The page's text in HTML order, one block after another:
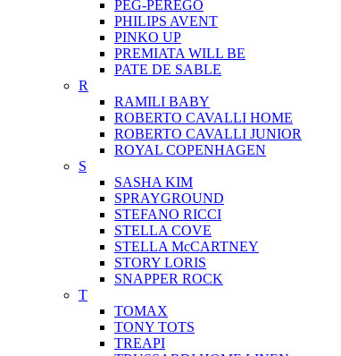
PEG-PEREGO
PHILIPS AVENT
PINKO UP
PREMIATA WILL BE
PATE DE SABLE
R
RAMILI BABY
ROBERTO CAVALLI HOME
ROBERTO CAVALLI JUNIOR
ROYAL COPENHAGEN
S
SASHA KIM
SPRAYGROUND
STEFANO RICCI
STELLA COVE
STELLA McCARTNEY
STORY LORIS
SNAPPER ROCK
T
TOMAX
TONY TOTS
TREAPI